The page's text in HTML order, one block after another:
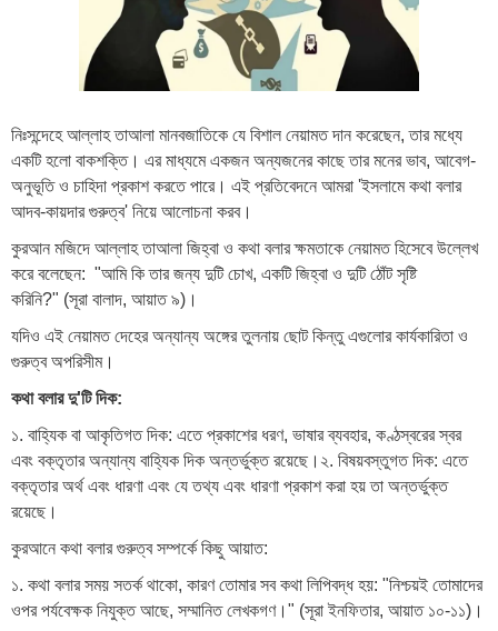
নিঃসন্দেহে আল্লাহ তাআলা মানবজাতিকে যে বিশাল নেয়ামত দান করেছেন, তার মধ্যে
একটি হলো বাকশক্তি। এর মাধ্যমে একজন অন্যজনের কাছে তার মনের ভাব, আবেগ-
অনুভূতি ও চাহিদা প্রকাশ করতে পারে। এই প্রতিবেদনে আমরা 'ইসলামে কথা বলার
আদব-কায়দার গুরুত্ব' নিয়ে আলোচনা করব।
কুরআন মজিদে আল্লাহ তাআলা জিহ্বা ও কথা বলার ক্ষমতাকে নেয়ামত হিসেবে উল্লেখ
করে বলেছেন: "আমি কি তার জন্য দুটি চোখ, একটি জিহ্বা ও দুটি ঠোঁট সৃষ্টি
করিনি?" (সূরা বালাদ, আয়াত ৯)।
যদিও এই নেয়ামত দেহের অন্যান্য অঙ্গের তুলনায় ছোট কিন্তু এগুলোর কার্যকারিতা ও
গুরুত্ব অপরিসীম।
কথা বলার দু'টি দিক:
১. বাহ্যিক বা আকৃতিগত দিক: এতে প্রকাশের ধরণ, ভাষার ব্যবহার, কণ্ঠস্বরের স্বর
এবং বক্তৃতার অন্যান্য বাহ্যিক দিক অন্তর্ভুক্ত রয়েছে।২. বিষয়বস্তুগত দিক: এতে
বক্তৃতার অর্থ এবং ধারণা এবং যে তথ্য এবং ধারণা প্রকাশ করা হয় তা অন্তর্ভুক্ত
রয়েছে।
কুরআনে কথা বলার গুরুত্ব সম্পর্কে কিছু আয়াত:
১. কথা বলার সময় সতর্ক থাকো, কারণ তোমার সব কথা লিপিবদ্ধ হয়: "নিশ্চয়ই তোমাদের
ওপর পর্যবেক্ষক নিযুক্ত আছে, সম্মানিত লেখকগণ।" (সূরা ইনফিতার, আয়াত ১০-১১)।